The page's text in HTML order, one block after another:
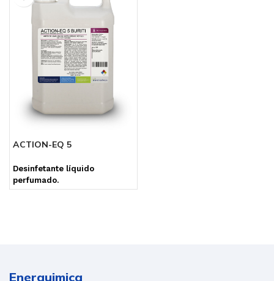
ACTION-EQ 5
Desinfetante líquido
perfumado.
Enerquimica